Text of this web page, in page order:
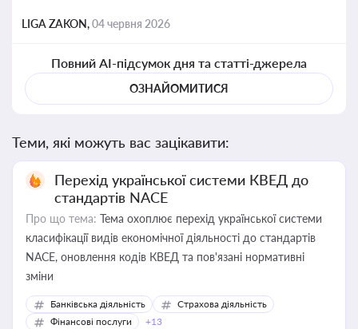
LIGA ZAKON,04 червня 2026
Повний AI-підсумок дня та статті-джерела
ОЗНАЙОМИТИСЯ
Теми, які можуть вас зацікавити:
Перехід української системи КВЕД до
стандартів NACE
Про що тема: Тема охоплює перехід української системи
класифікації видів економічної діяльності до стандартів
NACE, оновлення кодів КВЕД та пов'язані нормативні
зміни
Банківська діяльність
Страхова діяльність
Фінансові послуги
+13